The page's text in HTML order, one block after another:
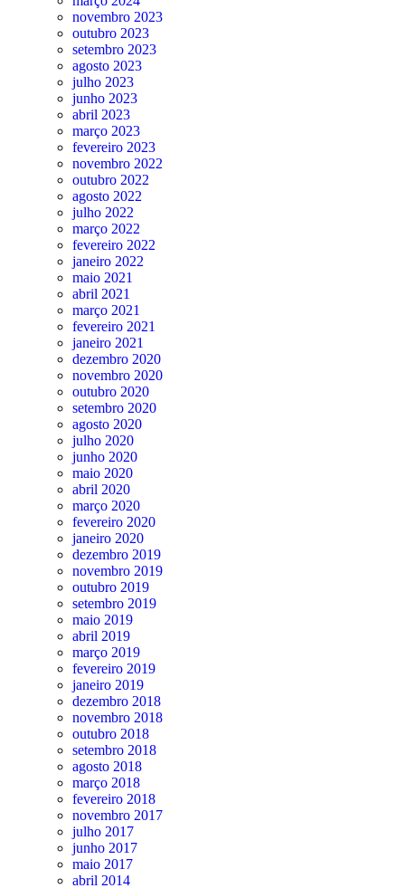
novembro 2023
outubro 2023
setembro 2023
agosto 2023
julho 2023
junho 2023
abril 2023
março 2023
fevereiro 2023
novembro 2022
outubro 2022
agosto 2022
julho 2022
março 2022
fevereiro 2022
janeiro 2022
maio 2021
abril 2021
março 2021
fevereiro 2021
janeiro 2021
dezembro 2020
novembro 2020
outubro 2020
setembro 2020
agosto 2020
julho 2020
junho 2020
maio 2020
abril 2020
março 2020
fevereiro 2020
janeiro 2020
dezembro 2019
novembro 2019
outubro 2019
setembro 2019
maio 2019
abril 2019
março 2019
fevereiro 2019
janeiro 2019
dezembro 2018
novembro 2018
outubro 2018
setembro 2018
agosto 2018
março 2018
fevereiro 2018
novembro 2017
julho 2017
junho 2017
maio 2017
abril 2014